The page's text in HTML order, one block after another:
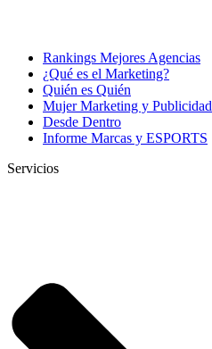
Rankings Mejores Agencias
¿Qué es el Marketing?
Quién es Quién
Mujer Marketing y Publicidad
Desde Dentro
Informe Marcas y ESPORTS
Servicios